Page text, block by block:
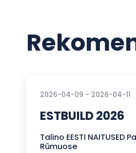
2026-04-09 - 2026-04-11
ESTBUILD 2026
Talino EESTI NAITUSED
Rūmuose